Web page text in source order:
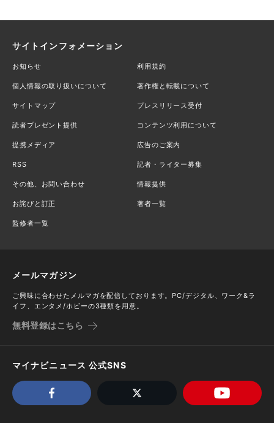
サイトインフォメーション
お知らせ 利用規約
個人情報の取り扱いについて 著作権と転載について
サイトマップ プレスリリース受付
読者プレゼント提供 コンテンツ利用について
提携メディア 広告のご案内
RSS 記者・ライター募集
その他、お問い合わせ 情報提供
お詫びと訂正 著者一覧
監修者一覧
メールマガジン
ご興味に合わせたメルマガを配信しております。PC/デジタル、ワーク&ラ
イフ、エンタメ/ホビーの3種類を用意。
無料登録はこちら
マイナビニュース 公式SNS